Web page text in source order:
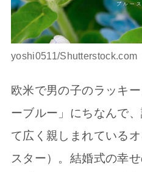
yoshi0511/Shutterstock.com
欧米で男の子のラッキ
ーブルー」にちなんで
て広く親しまれている
スター）。結婚式の幸